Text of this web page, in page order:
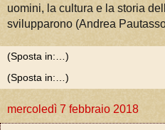
uomini, la cultura e la storia
svilupparono (Andrea
mercoledì 7 febbraio 2018